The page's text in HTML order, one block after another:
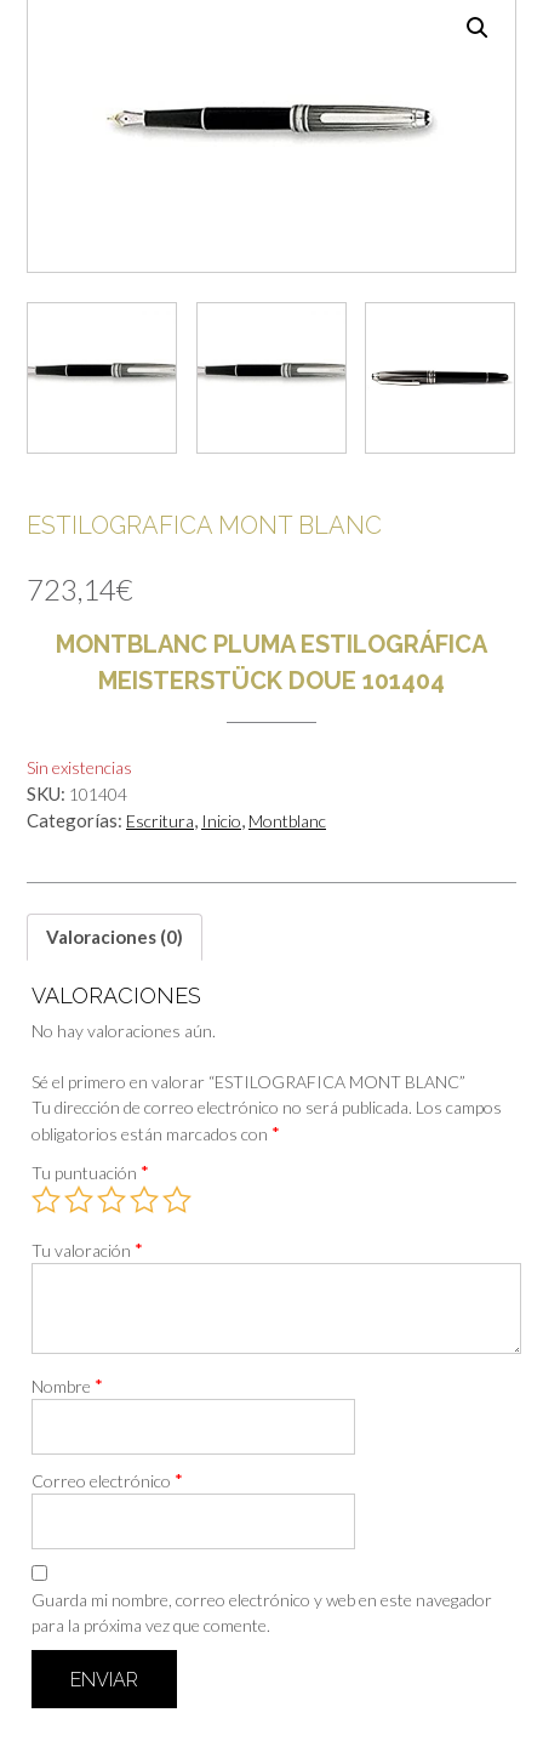
ESTILOGRAFICA MONT BLANC
723,14€
MONTBLANC PLUMA ESTILOGRÁFICA
MEISTERSTÜCK DOUE 101404
Sin existencias
SKU: 101404
Categorías: Escritura, Inicio, Montblanc
Valoraciones (0)
VALORACIONES
No hay valoraciones aún.
Sé el primero en valorar “ESTILOGRAFICA MONT BLANC”
Tu dirección de correo electrónico no será publicada. Los campos
obligatorios están marcados con *
Tu puntuación *
Tu valoración *
Nombre *
Correo electrónico *
Guarda mi nombre, correo electrónico y web en este navegador
para la próxima vez que comente.